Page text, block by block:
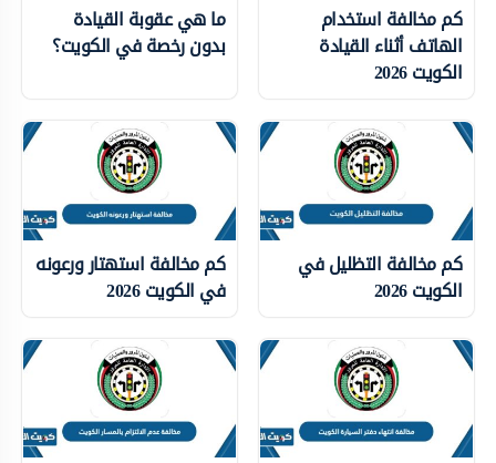
كم مخالفة استخدام
الهاتف أثناء القيادة
الكويت 2026
ما هي عقوبة القيادة
بدون رخصة في الكويت؟
كم مخالفة التظليل في
الكويت 2026
كم مخالفة استهتار ورعونه
في الكويت 2026